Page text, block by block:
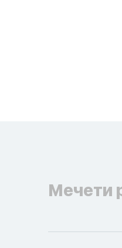
Мечети